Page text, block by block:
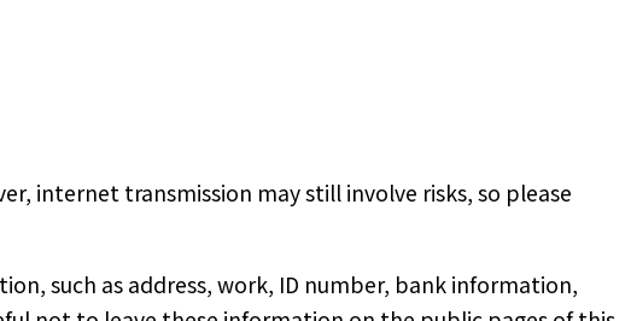
internet transmission may still involve risks, so please
such as address, work, ID number, bank information,